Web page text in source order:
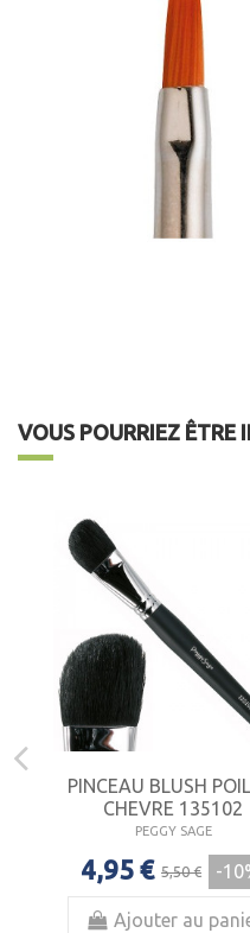
VOUS POURRIEZ ÊTRE
PINCEAU BLUSH
CHEVRE 135102
PEGGY SAGE
4,95 € 5,50 € -
Ajouter au